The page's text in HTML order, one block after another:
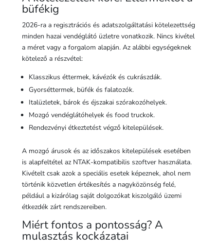
büfékig
2026-ra a regisztrációs és adatszolgáltatási kötelezettség
minden hazai vendéglátó üzletre vonatkozik. Nincs kivétel
a méret vagy a forgalom alapján. Az alábbi egységeknek
kötelező a részvétel:
Klasszikus éttermek, kávézók és cukrászdák.
Gyorséttermek, büfék és falatozók.
Italüzletek, bárok és éjszakai szórakozóhelyek.
Mozgó vendéglátóhelyek és food truckok.
Rendezvényi étkeztetést végző kitelepülések.
A mozgó árusok és az időszakos kitelepülések esetében
is alapfeltétel az NTAK-kompatibilis szoftver használata.
Kivételt csak azok a speciális esetek képeznek, ahol nem
történik közvetlen értékesítés a nagyközönség felé,
például a kizárólag saját dolgozókat kiszolgáló üzemi
étkezdék zárt rendszereiben.
Miért fontos a pontosság? A
mulasztás kockázatai